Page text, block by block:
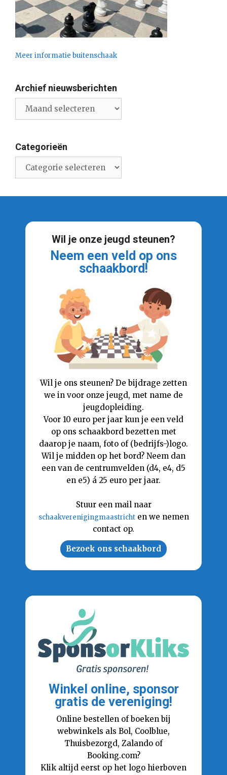
Meer informatie buitenschaak
Archief nieuwsberichten
nieuwsberichten
Categorieën
Wil je onze jeugd steunen?
Neem een veld op ons
schaakbord!
Wil je ons steunen? De bijdrage zetten
we in voor onze jeugd, met name de
jeugdopleiding.
Voor 10 euro per jaar kun je een veld
op ons schaakbord bezetten met
daarop je naam, foto of (bedrijfs-)logo.
Wil je midden op het bord? Neem dan
een van de centrumvelden (d4, e4, d5
en e5) á 25 euro per jaar.
Stuur een mail naar
schaakverenigingmaastrichten we nemen
contact op.
Bezoek ons schaakbord
Winkel online, sponsor
gratis de vereniging!
Online bestellen of boeken bij
webwinkels als Bol, Coolblue,
Thuisbezorgd, Zalando of
Booking.com?
Klik altijd eerst op het logo hierboven